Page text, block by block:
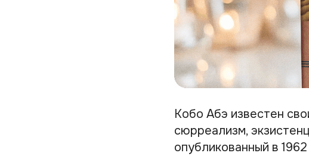
Кобо Абэ известен
сюрреализм,
опубликованный в